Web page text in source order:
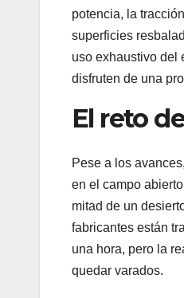
potencia, la
superficies
uso exhaustivo del
disfruten de una
El reto
Pese a los
en el campo
mitad de un
fabricantes están
una hora, pero la
quedar varados.